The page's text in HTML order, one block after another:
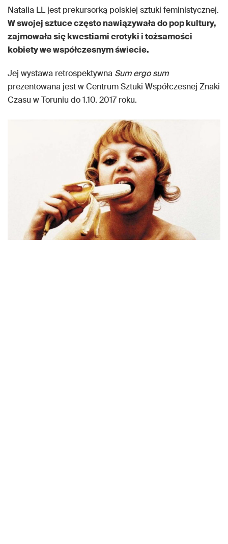
Natalia LL jest prekursorką polskiej sztuki feministycznej.
W swojej sztuce często nawiązywała do pop kultury,
zajmowała się kwestiami erotyki i tożsamości
kobiety we współczesnym świecie.
Jej wystawa retrospektywna Sum ergo sum
prezentowana jest w Centrum Sztuki Współczesnej Znaki
Czasu w Toruniu do 1.10. 2017 roku.